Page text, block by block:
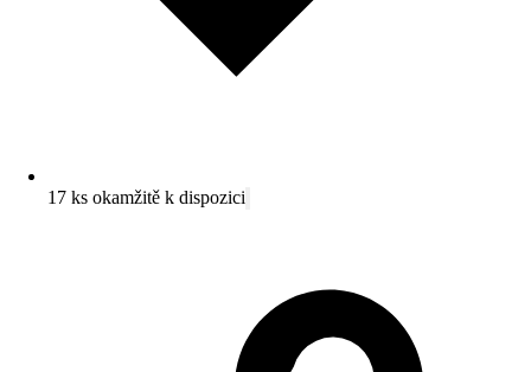
17 ks okamžitě k dispozici